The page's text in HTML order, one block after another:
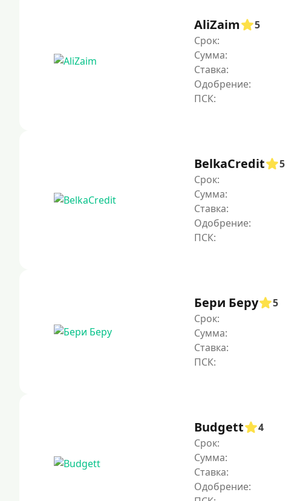
AliZaim
5
Срок:
Сумма:
Ставка:
Одобрение:
BelkaCredit
5
Срок:
Сумма:
Ставка:
Одобрение:
Бери Беру
5
Срок:
Сумма:
Ставка:
Budgett
4
Срок:
Сумма:
Ставка:
Одобрение: